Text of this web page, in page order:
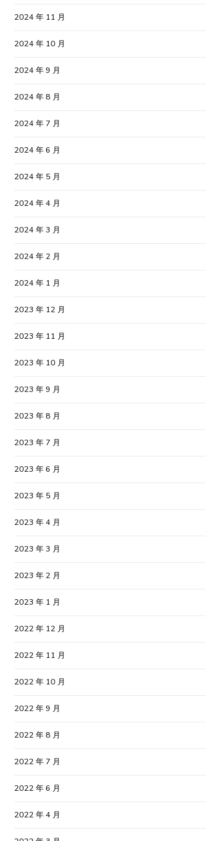
2024 年 11 月
2024 年 10 月
2024 年 9 月
2024 年 8 月
2024 年 7 月
2024 年 6 月
2024 年 5 月
2024 年 4 月
2024 年 3 月
2024 年 2 月
2024 年 1 月
2023 年 12 月
2023 年 11 月
2023 年 10 月
2023 年 9 月
2023 年 8 月
2023 年 7 月
2023 年 6 月
2023 年 5 月
2023 年 4 月
2023 年 3 月
2023 年 2 月
2023 年 1 月
2022 年 12 月
2022 年 11 月
2022 年 10 月
2022 年 9 月
2022 年 8 月
2022 年 7 月
2022 年 6 月
2022 年 4 月